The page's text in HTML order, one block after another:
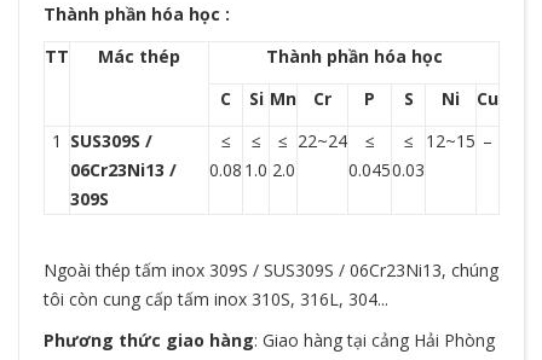
Thành phần hóa học :
TT
Mác thép
Thành phần hóa học
C
Si Mn Cr P S Ni
Cu
1 SUS309S /
06Cr23Ni13 /
309S
≤
0.08
≤
1.0
≤
2.0
22~24
≤
0.045
≤
0.03
12~15 –
Ngoài thép tấm inox 309S / SUS309S / 06Cr23Ni13, chúng
tôi còn cung cấp tấm inox 310S, 316L, 304...
Phương thức giao hàng: Giao hàng tại cảng Hải Phòng